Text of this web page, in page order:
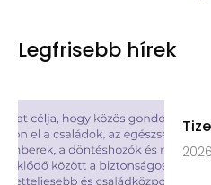
Legfrisebb hírek